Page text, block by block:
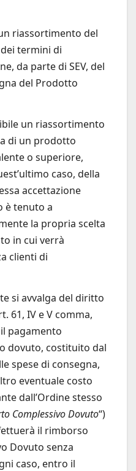
riassortimento del
termini di
da parte di SEV, del
del Prodotto
un riassortimento
di un prodotto
o superiore,
caso, della
accettazione
è tenuto a
la propria scelta
in cui verrà
clienti di
si avvalga del diritto
61, IV e V comma,
pagamento
dovuto, costituito dal
spese di consegna,
eventuale costo
dall’Ordine stesso
Complessivo Dovuto“)
il rimborso
Dovuto senza
caso, entro il